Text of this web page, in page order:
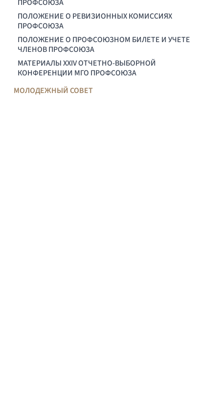
ПРОФСОЮЗА
ПОЛОЖЕНИЕ О РЕВИЗИОННЫХ КОМИССИЯХ
ПРОФСОЮЗА
ПОЛОЖЕНИЕ О ПРОФСОЮЗНОМ БИЛЕТЕ И УЧЕТЕ
ЧЛЕНОВ ПРОФСОЮЗА
МАТЕРИАЛЫ XXIV ОТЧЕТНО-ВЫБОРНОЙ
КОНФЕРЕНЦИИ МГО ПРОФСОЮЗА
МОЛОДЕЖНЫЙ СОВЕТ